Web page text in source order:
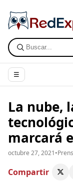
☰
La nube,
marcará
octubre 27, 2021•
Compartir